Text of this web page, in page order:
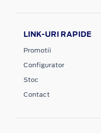
LINK-URI RAPIDE
Promotii
Configurator
Stoc
Contact